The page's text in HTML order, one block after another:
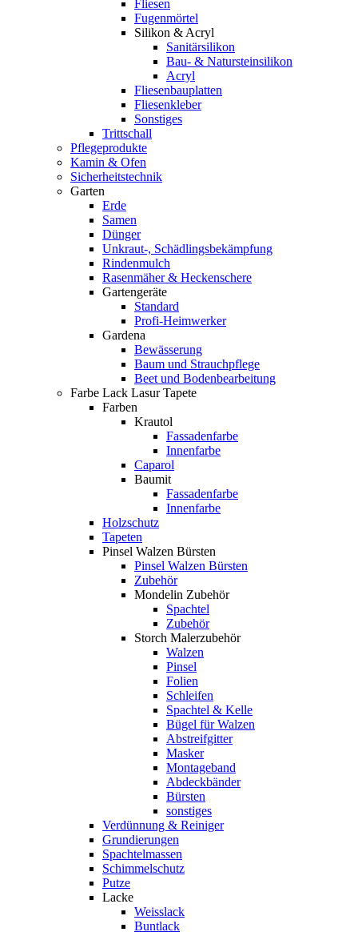
Fliesen
Fugenmörtel
Silikon & Acryl
Sanitärsilikon
Bau- & Natursteinsilikon
Acryl
Fliesenbauplatten
Fliesenkleber
Sonstiges
Trittschall
Pflegeprodukte
Kamin & Ofen
Sicherheitstechnik
Garten
Erde
Samen
Dünger
Unkraut-, Schädlingsbekämpfung
Rindenmulch
Rasenmäher & Heckenschere
Gartengeräte
Standard
Profi-Heimwerker
Gardena
Bewässerung
Baum und Strauchpflege
Beet und Bodenbearbeitung
Farbe Lack Lasur Tapete
Farben
Krautol
Fassadenfarbe
Innenfarbe
Caparol
Baumit
Fassadenfarbe
Innenfarbe
Holzschutz
Tapeten
Pinsel Walzen Bürsten
Pinsel Walzen Bürsten
Zubehör
Mondelin Zubehör
Spachtel
Zubehör
Storch Malerzubehör
Walzen
Pinsel
Folien
Schleifen
Spachtel & Kelle
Bügel für Walzen
Abstreifgitter
Masker
Montageband
Abdeckbänder
Bürsten
sonstiges
Verdünnung & Reiniger
Grundierungen
Spachtelmassen
Schimmelschutz
Putze
Lacke
Weisslack
Buntlack